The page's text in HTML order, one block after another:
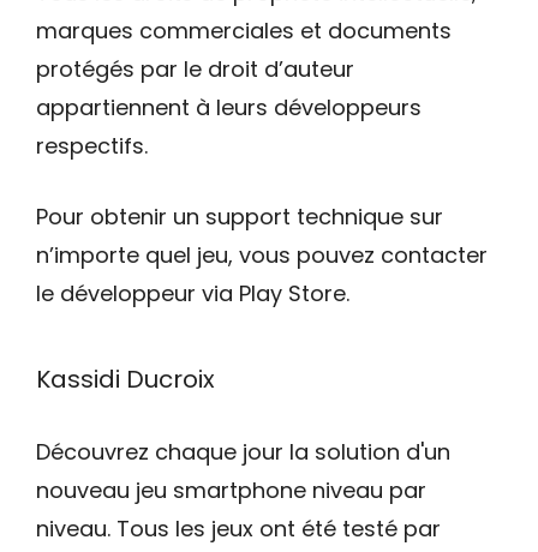
marques commerciales et documents
protégés par le droit d’auteur
appartiennent à leurs développeurs
respectifs.
Pour obtenir un support technique sur
n’importe quel jeu, vous pouvez contacter
le développeur via Play Store.
Kassidi Ducroix
Découvrez chaque jour la solution d'un
nouveau jeu smartphone niveau par
niveau. Tous les jeux ont été testé par